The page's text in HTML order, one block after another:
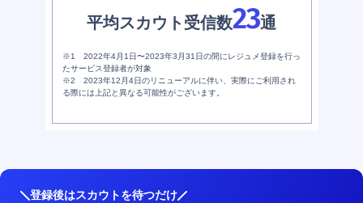
平均スカウト受信数23通
※1 2022年4月1日〜2023年3月31日の間にレジュメ登録を行っ
たサービス登録者が対象
※2 2023年12月4日のリニューアルに伴い、実際にご利用され
る際には上記と異なる可能性がございます。
登録後はスカウトを待つだけ